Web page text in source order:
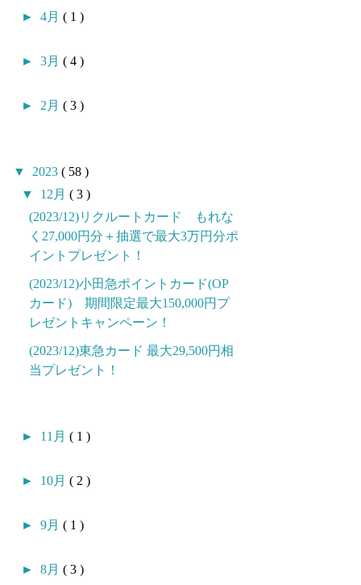
► 4月 ( 1 )
► 3月 ( 4 )
► 2月 ( 3 )
▼ 2023 ( 58 )
▼ 12月 ( 3 )
(2023/12)リクルートカード もれな
く27,000円分＋抽選で最大3万円分ポ
イントプレゼント！
(2023/12)小田急ポイントカード(OP
カード) 期間限定最大150,000円プ
レゼントキャンペーン！
(2023/12)東急カード 最大29,500円相
当プレゼント！
► 11月 ( 1 )
► 10月 ( 2 )
► 9月 ( 1 )
► 8月 ( 3 )